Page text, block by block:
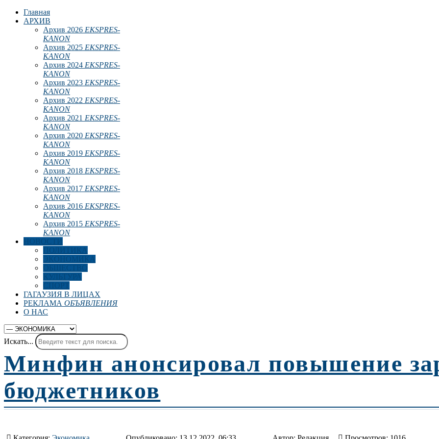
Главная
АРХИВ
Архив 2026 EKSPRES-
KANON
Архив 2025 EKSPRES-
KANON
Архив 2024 EKSPRES-
KANON
Архив 2023 EKSPRES-
KANON
Архив 2022 EKSPRES-
KANON
Архив 2021 EKSPRES-
KANON
Архив 2020 EKSPRES-
KANON
Архив 2019 EKSPRES-
KANON
Архив 2018 EKSPRES-
KANON
Архив 2017 EKSPRES-
KANON
Архив 2016 EKSPRES-
KANON
Архив 2015 EKSPRES-
KANON
НОВОСТИ
ПОЛИТИКА
ЭКОНОМИКА
ОБЩЕСТВО
КУЛЬТУРА
СПОРТ
ГАГАУЗИЯ В ЛИЦАХ
РЕКЛАМА ОБЪЯВЛЕНИЯ
О НАС
Искать...
Минфин анонсировал повышение
бюджетников